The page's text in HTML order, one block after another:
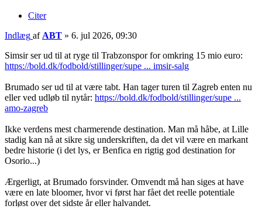
Citer
Indlæg af ABT » 6. jul 2026, 09:30
Simsir ser ud til at ryge til Trabzonspor for omkring 15 mio euro:
https://bold.dk/fodbold/stillinger/supe ... imsir-salg
Brumado ser ud til at være tabt. Han tager turen til Zagreb enten nu
eller ved udløb til nytår: https://bold.dk/fodbold/stillinger/supe ...
amo-zagreb
Ikke verdens mest charmerende destination. Man må håbe, at Lille
stadig kan nå at sikre sig underskriften, da det vil være en markant
bedre historie (i det lys, er Benfica en rigtig god destination for
Osorio...)
Ærgerligt, at Brumado forsvinder. Omvendt må han siges at have
være en late bloomer, hvor vi først har fået det reelle potentiale
forløst over det sidste år eller halvandet.